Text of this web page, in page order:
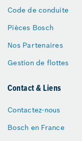
Code de conduite
Pièces Bosch
Nos Partenaires
Gestion de flottes
Contact & Liens
Contactez-nous
Bosch en France